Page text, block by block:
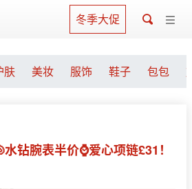
冬季大促
肤 美妆 服饰 鞋子 包包
钻腕表半价⌚爱心项链£31！